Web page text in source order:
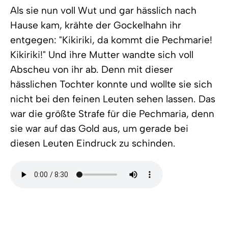
Als sie nun voll Wut und gar hässlich nach
Hause kam, krähte der Gockelhahn ihr
entgegen: "Kikiriki, da kommt die Pechmarie!
Kikiriki!" Und ihre Mutter wandte sich voll
Abscheu von ihr ab. Denn mit dieser
hässlichen Tochter konnte und wollte sie sich
nicht bei den feinen Leuten sehen lassen. Das
war die größte Strafe für die Pechmaria, denn
sie war auf das Gold aus, um gerade bei
diesen Leuten Eindruck zu schinden.